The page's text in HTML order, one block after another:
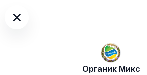
×
Органик Микс